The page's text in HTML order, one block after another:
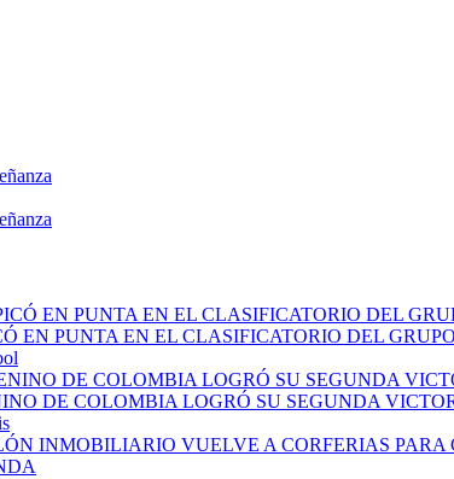
EN PUNTA EN EL CLASIFICATORIO DEL
DE COLOMBIA LOGRÓ SU SEGUNDA